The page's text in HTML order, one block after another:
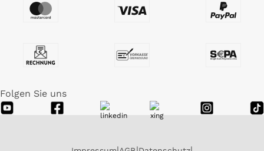
Folgen Sie uns